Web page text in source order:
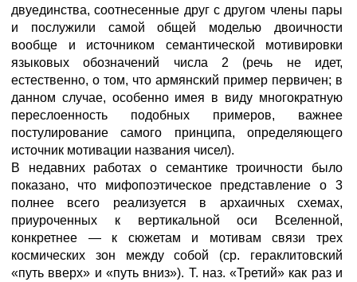
двуединства, соотнесенные друг с другом члены пары
и послужили самой общей моделью двоичности
вообще и источником семантической мотивировки
языковых обозначений числа 2 (речь не идет,
естественно, о том, что армянский пример первичен; в
данном случае, особенно имея в виду многократную
переслоенность подобных примеров, важнее
постулирование самого принципа, определяющего
источник мотивации названия чисел).
В недавних работах о семантике троичности было
показано, что мифопоэтическое представление о 3
полнее всего реализуется в архаичных схемах,
приуроченных к вертикальной оси Вселенной,
конкретнее — к сюжетам и мотивам связи трех
космических зон между собой (ср. гераклитовский
«путь вверх» и «путь вниз»). Т. наз. «Третий» как раз и